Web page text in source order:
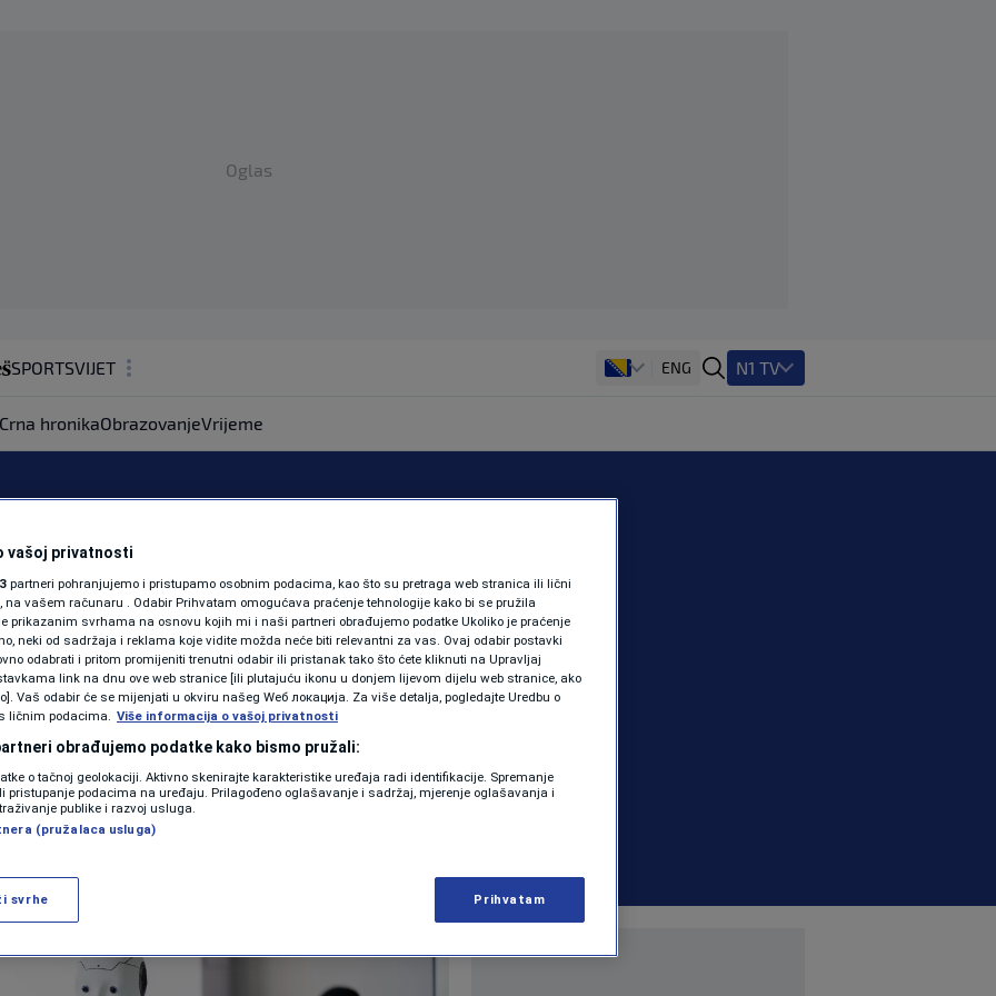
Oglas
SPORTSVIJET
ZDRAVLJE
SHOWBIZ
PODCAST
N1 SPECIJAL
FENOMENI
NEISTRAŽENO
VIRALNO
VIDEO
ENG N1 TV
Crna hronikaObrazovanjeVrijeme
će
svih radnih
nejednakost
EKONOMIJA 0 komentara
Više
vašoj privatnosti
partneri pohranjujemo i pristupamo osobnim podacima, kao što su pretraga web stranica ili lični
na vašem računaru . Odabir Prihvatam omogućava praćenje tehnologije kako bi se pružila
prikazanim svrhama na osnovu kojih mi i naši partneri obrađujemo podatke Ukoliko je praćenje
neki od sadržaja i reklama koje vidite možda neće biti relevantni za vas. Ovaj odabir postavki
odabrati i pritom promijeniti trenutni odabir ili pristanak tako što ćete kliknuti na Upravljaj
link na dnu ove web stranice [ili plutajuću ikonu u donjem lijevom dijelu web stranice, ako
Vaš odabir će se mijenjati u okviru našeg Wеб локација. Za više detalja, pogledajte Uredbu o
ličnim podacima. Više informacija o vašoj privatnosti
obrađujemo podatke kako bismo pružali:
o tačnoj geolokaciji. Aktivno skenirajte karakteristike uređaja radi identifikacije. Spremanje
pristupanje podacima na uređaju. Prilagođeno oglašavanje i sadržaj, mjerenje oglašavanja i
publike i razvoj usluga.
(pružalaca usluga)
svrhe Prihvatam